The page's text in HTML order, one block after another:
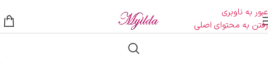
عبور به ناوبری
رفتن به محتوای اصلی